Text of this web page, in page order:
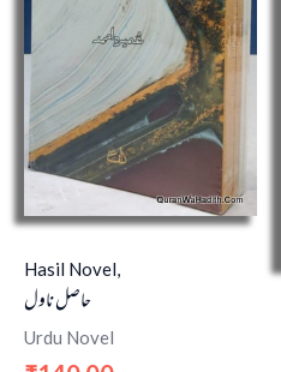
Hasil Novel,
حاصل ناول
Urdu Novel